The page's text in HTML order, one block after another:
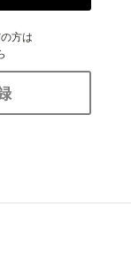
方は